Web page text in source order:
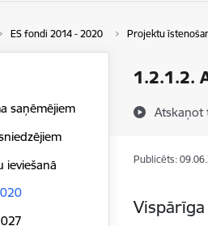
ES fondi 2014 - 2020 Projektu
1.2.1.2.
Atskaņot
saņēmējiem
ieviešanā
Publicēts: